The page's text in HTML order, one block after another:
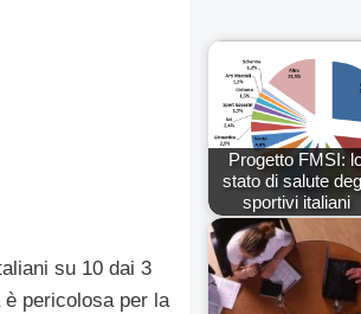
su 10 dai 3
pericolosa per la
Progetto FMSI:
stato di salute
sportivi italiani